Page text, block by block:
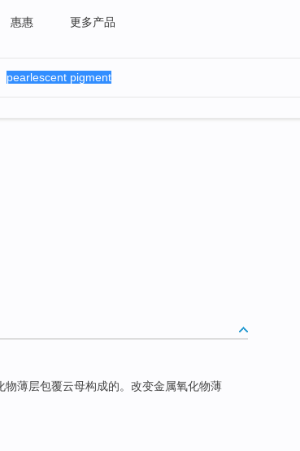
惠惠 更多产品
物薄层包覆云母构成的。改变金属氧化物薄